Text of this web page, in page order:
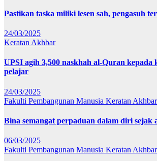
Pastikan taska miliki lesen sah, pengasuh
24/03/2025
Keratan Akhbar
UPSI agih 3,500 naskhah al-Quran kepada
pelajar
24/03/2025
Fakulti Pembangunan Manusia Keratan Akhbar
Bina semangat perpaduan dalam diri sejak
06/03/2025
Fakulti Pembangunan Manusia Keratan Akhbar